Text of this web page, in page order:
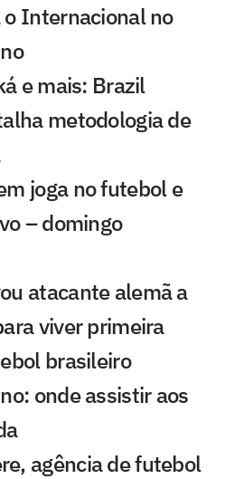
Internacional no
e mais: Brazil
metodologia de
joga no futebol e
– domingo
atacante alemã a
viver primeira
brasileiro
onde assistir aos
agência de futebol